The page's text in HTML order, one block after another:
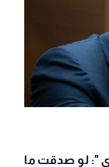
": لو صدقت ما